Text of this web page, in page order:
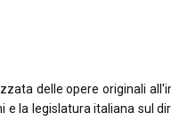
delle opere originali
e la legislatura italiana sul